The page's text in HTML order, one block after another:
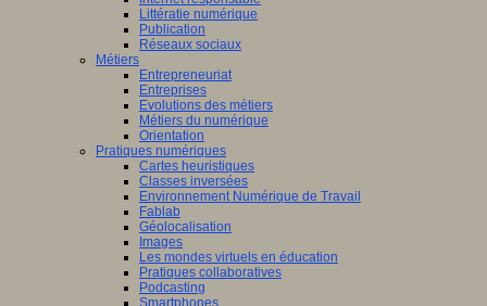
Littératie numérique
Publication
Réseaux sociaux
Métiers
Entrepreneuriat
Entreprises
Evolutions des métiers
Métiers du numérique
Orientation
Pratiques numériques
Cartes heuristiques
Classes inversées
Environnement Numérique de Travail
Fablab
Géolocalisation
Images
Les mondes virtuels en éducation
Pratiques collaboratives
Podcasting
Smartphones